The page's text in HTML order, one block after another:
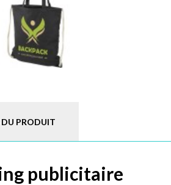
DU PRODUIT
publicitaire